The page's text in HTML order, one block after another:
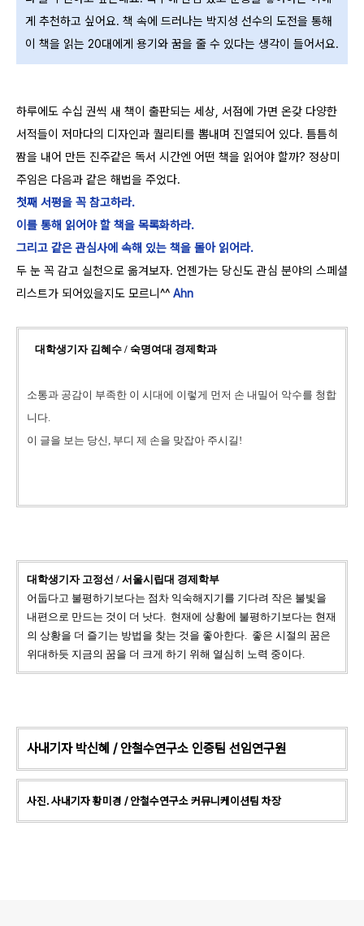
게 추천하고 싶어요. 책 속에 드러나는 박지성 선수의 도전을 통해
이 책을 읽는 20대에게 용기와 꿈을 줄 수 있다는 생각이 들어서요.
하루에도 수십 권씩 새 책이 출판되는 세상, 서점에 가면 온갖 다양한
서적들이 저마다의 디자인과 퀄리티를 뽐내며 진열되어 있다. 틈틈히
짬을 내어 만든 진주같은 독서 시간엔 어떤 책을 읽어야 할까? 정상미
주임은 다음과 같은 해법을 주었다.
첫째 서평을 꼭 참고하라.
이를 통해 읽어야 할 책을 목록화하라.
그리고 같은 관심사에 속해 있는 책을 몰아 읽어라.
두 눈 꼭 감고 실천으로 옮겨보자. 언젠가는 당신도 관심 분야의 스페셜
리스트가 되어있을지도 모르니^^ Ahn
대학생기자 김혜수 / 숙명여대 경제학과
소통과 공감이 부족한 이 시대에 이렇게 먼저 손 내밀어 악수를 청합
니다.
이 글을 보는 당신, 부디 제 손을 맞잡아 주시길!
대학생기자 고정선 / 서울시립대 경제학부
어둡다고 불평하기보다는 점차 익숙해지기를 기다려 작은 불빛을
내편으로 만드는 것이 더 낫다. 현재에 상황에 불평하기보다는 현재
의 상황을 더 즐기는 방법을 찾는 것을 좋아한다. 좋은 시절의 꿈은
위대하듯 지금의 꿈을 더 크게 하기 위해 열심히 노력 중이다.
사내기자 박신혜 / 안철수연구소 인증팀 선임연구원
사진. 사내기자 황미경 / 안철수연구소 커뮤니케이션팀 차장